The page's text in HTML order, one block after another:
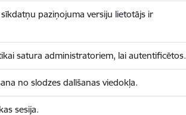
paziņojuma versiju lietotājs ir
satura administratoriem, lai autentificētos.
no slodzes dalīšanas viedokļa.
sesija.